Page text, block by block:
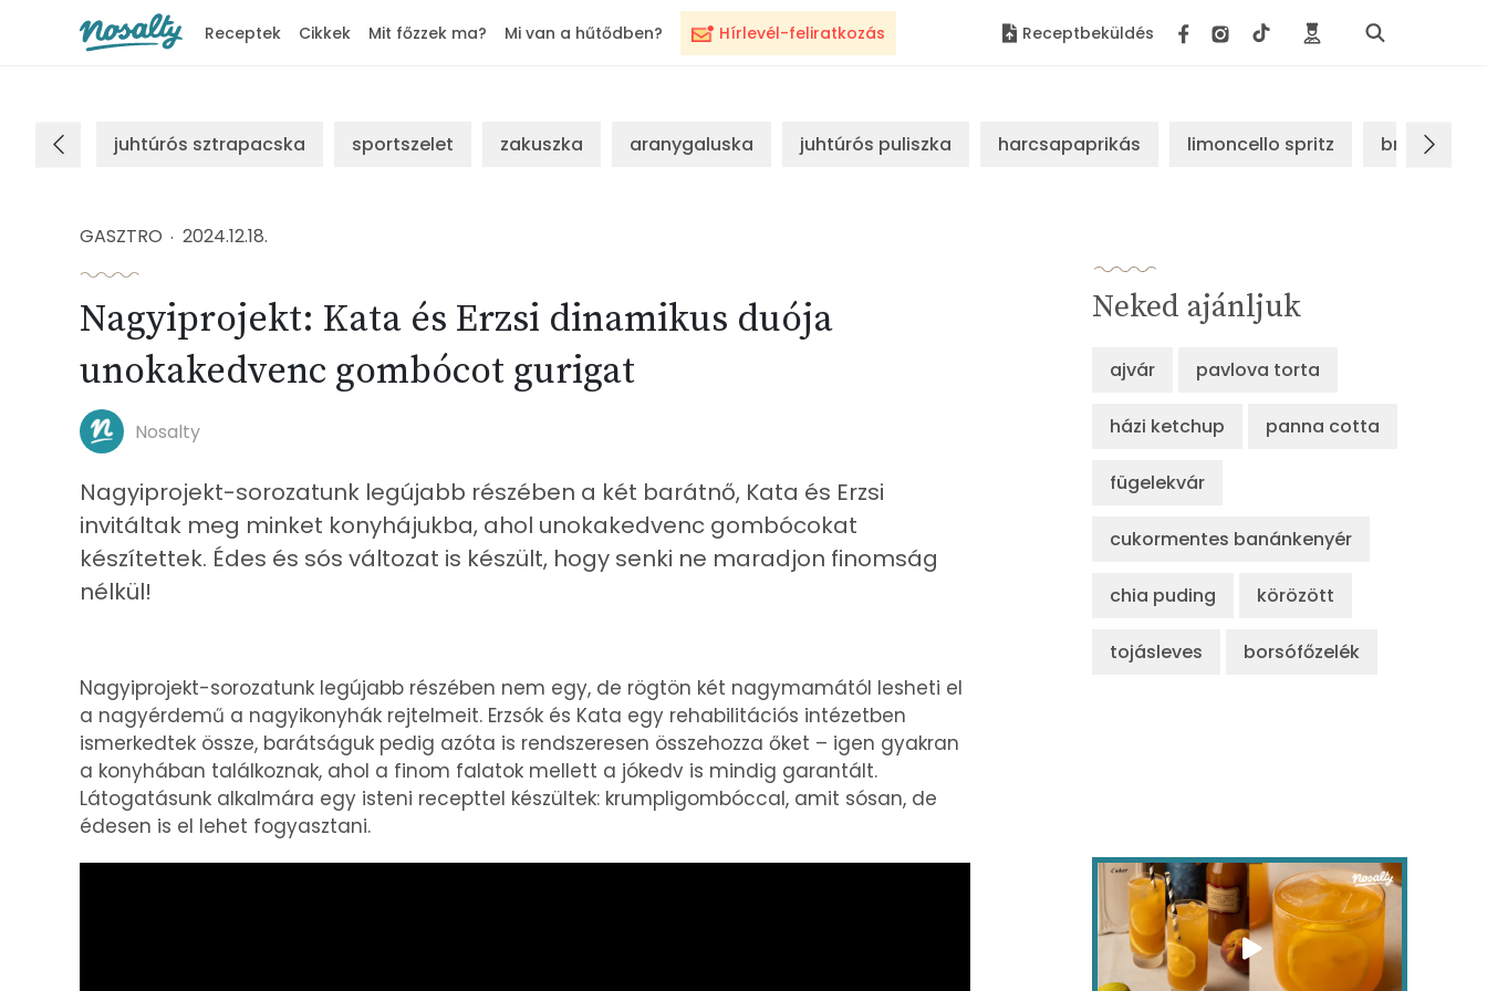
Hírlevél-feliratkozás
Receptek Cikkek Mit főzzek ma? Mi van a hűtődben? Receptbeküldés
juhtúrós sztrapacska sportszelet zakuszka aranygaluska juhtúrós puliszka harcsapaprikás limoncello spritz brassói
GASZTRO 2024.12.18.
Nagyiprojekt: Kata és Erzsi dinamikus duója
unokakedvenc gombócot gurigat
Nosalty
Nagyiprojekt-sorozatunk legújabb részében a két barátnő, Kata és Erzsi
invitáltak meg minket konyhájukba, ahol unokakedvenc gombócokat
készítettek. Édes és sós változat is készült, hogy senki ne maradjon finomság
nélkül!
Nagyiprojekt-sorozatunk legújabb részében nem egy, de rögtön két nagymamától lesheti el
a nagyérdemű a nagyikonyhák rejtelmeit. Erzsók és Kata egy rehabilitációs intézetben
ismerkedtek össze, barátságuk pedig azóta is rendszeresen összehozza őket – igen gyakran
a konyhában találkoznak, ahol a finom falatok mellett a jókedv is mindig garantált.
Látogatásunk alkalmára egy isteni recepttel készültek: krumpligombóccal, amit sósan, de
édesen is el lehet fogyasztani.
Neked ajánljuk
ajvár pavlova torta
házi ketchup panna cotta
fügelekvár
cukormentes banánkenyér
chia puding körözött
tojásleves borsófőzelék